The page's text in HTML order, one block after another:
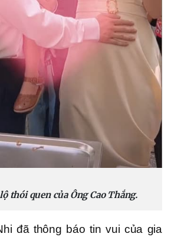
thói quen của Ông Cao Thắng.
đã thông báo tin vui của gia